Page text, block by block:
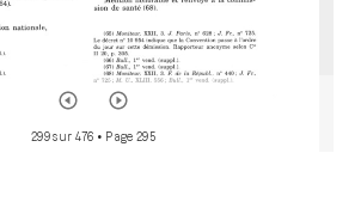
299 sur 476 • Page 295